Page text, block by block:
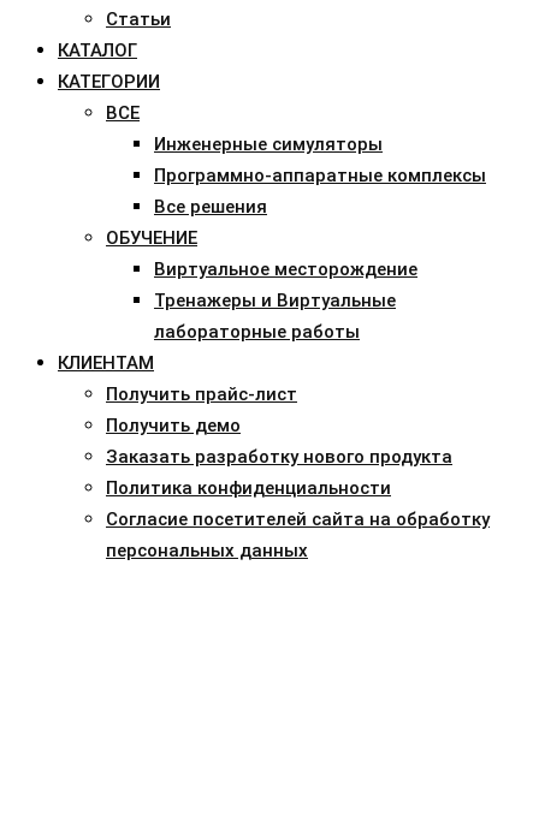
Статьи
КАТАЛОГ
КАТЕГОРИИ
ВСЕ
Инженерные симуляторы
Программно-аппаратные комплексы
Все решения
ОБУЧЕНИЕ
Виртуальное месторождение
Тренажеры и Виртуальные
лабораторные работы
КЛИЕНТАМ
Получить прайс-лист
Получить демо
Заказать разработку нового продукта
Политика конфиденциальности
Согласие посетителей сайта на обработку
персональных данных